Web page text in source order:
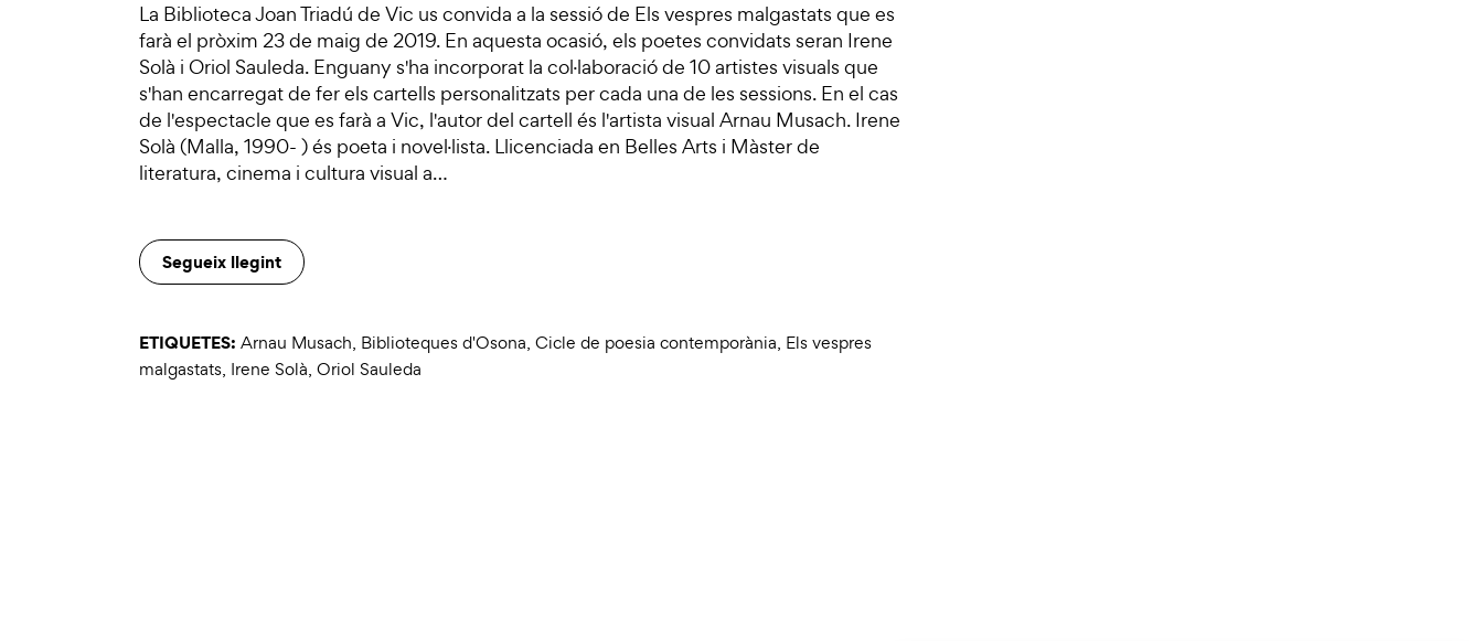
La Biblioteca Joan Triadú de Vic us convida a la sessió de Els vespres malgastats que es
farà el pròxim 23 de maig de 2019. En aquesta ocasió, els poetes convidats seran Irene
Solà i Oriol Sauleda. Enguany s'ha incorporat la col·laboració de 10 artistes visuals que
s'han encarregat de fer els cartells personalitzats per cada una de les sessions. En el cas
de l'espectacle que es farà a Vic, l'autor del cartell és l'artista visual Arnau Musach. Irene
Solà (Malla, 1990- ) és poeta i novel·lista. Llicenciada en Belles Arts i Màster de
literatura, cinema i cultura visual a…
Segueix llegint
ETIQUETES: Arnau Musach, Biblioteques d'Osona, Cicle de poesia contemporània, Els vespres
malgastats, Irene Solà, Oriol Sauleda